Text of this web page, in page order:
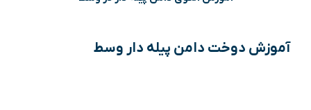
آموزش دوخت دامن پیله دار وسط